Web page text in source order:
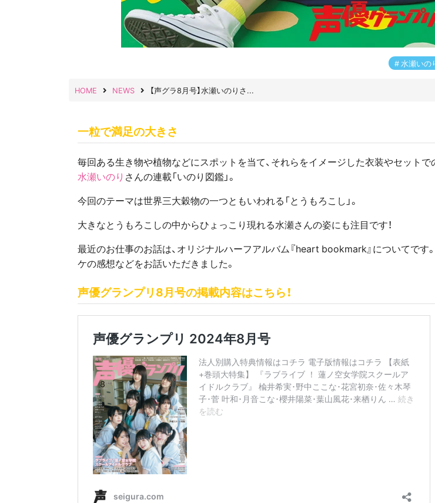
水瀬いの
HOME NEWS 【声グラ8月号】水瀬いのりさ...
一粒で満足の大きさ
毎回ある生き物や植物などにスポットを当て、それらをイメージした衣装やセットで
水瀬いのり さんの連載「いのり図鑑」。
今回のテーマは世界三大穀物の一つともいわれる「とうもろこし」。
大きなとうもろこしの中からひょっこり現れる水瀬さんの姿にも注目です！
最近のお仕事のお話は、オリジナルハーフアルバム『heart bookmark』についてです
ケの感想などをお話いただきました。
声優グランプリ8月号の掲載内容はこちら！